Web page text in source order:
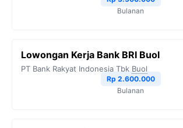
Bulanan
Lowongan Kerja Bank BRI Buol
PT Bank Rakyat Indonesia Tbk Buol
Rp 2.600.000
Bulanan